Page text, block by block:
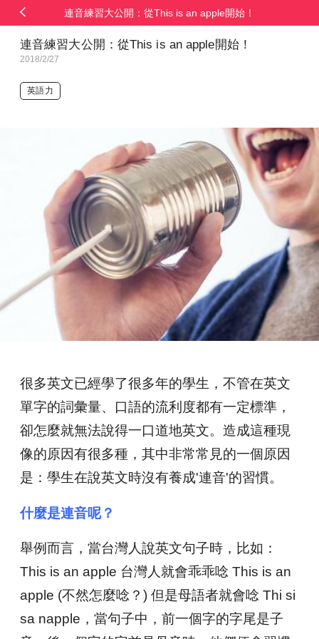
連音練習大公開：從This is an apple開始！
連音練習大公開：從This is an apple開始！
2018/2/27
英語力
很多英文已經學了很多年的學生，不管在英文
單字的詞彙量、口語的流利度都有一定標準，
卻怎麼就無法說得一口道地英文。造成這種現
像的原因有很多種，其中非常常見的一個原因
是：學生在說英文時沒有養成'連音'的習慣。
什麼是連音呢？
舉例而言，當台灣人說英文句子時，比如：
This is an apple 台灣人就會乖乖唸 This is an
apple (不然怎麼唸？) 但是母語者就會唸 Thi si
sa napple，當句子中，前一個字的字尾是子